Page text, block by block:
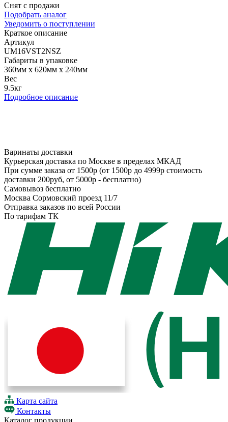
Снят с продажи
Подобрать аналог
Уведомить о поступлении
Краткое описание
Артикул
UM16VST2NSZ
Габариты в упаковке
360мм x 620мм x 240мм
Вес
9.5кг
Подробное описание
Варинаты доставки
Курьерская доставка по Москве в пределах МКАД
При сумме заказа от 1500р (от 1500р до 4999р стоимость
доставки 200руб, от 5000р - бесплатно)
Самовывоз бесплатно
Москва Сормовский проезд 11/7
Отправка заказов по всей России
По тарифам ТК
Карта сайта
Контакты
Каталог продукции